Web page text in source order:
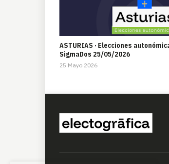
ASTURIAS · Elecciones
SigmaDos 25/05/2026
25 Mayo 2026